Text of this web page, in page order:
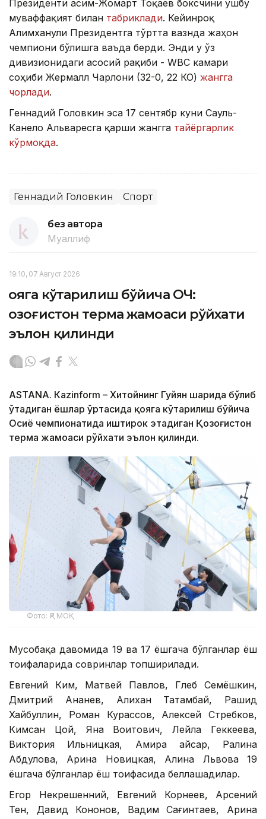
Президенти Қасим-Жомарт Тоқаев боксчини ушбу
муваффақият билан табриклади. Кейинроқ
Алимханули Президентга тўртта вазнда жаҳон
чемпиони бўлишга ваъда берди. Энди у ўз
дивизионидаги асосий рақиби - WBC камари
соҳиби Жермалл Чарлони (32-0, 22 КО) жангга
чорлади.
Геннадий Головкин эса 17 сентябр куни Сауль-
Канело Альваресга қарши жангга тайёргарлик
кўрмоқда.
Геннадий Головкин Спорт
без автора
Муаллиф
19:10, 07 Август 2026
Қояга кўтарилиш бўйича ОЧ:
Қозоғистон терма жамоаси рўйхати
эълон қилинди
ASTANА. Кazinform – Хитойнинг Гуйян шаҳрида бўлиб
ўтадиган ёшлар ўртасида қояга кўтарилиш бўйича
Осиё чемпионатида иштирок этадиган Қозоғистон
терма жамоаси рўйхати эълон қилинди.
Фото: ҚР МОҚ
Мусобақа давомида 19 ва 17 ёшгача бўлганлар ёш
тоифаларида совринлар топширилади.
Евгений Ким, Матвей Павлов, Глеб Семёшкин,
Дмитрий Ананев, Алихан Татамбай, Рашид
Хайбуллин, Роман Курассов, Алексей Стребков,
Кимсан Цой, Яна Воитович, Лейла Геккеева,
Виктория Ильницкая, Амира Қайсар, Ралина
Абдулова, Арина Новицкая, Алина Львова 19
ёшгача бўлганлар ёш тоифасида беллашадилар.
Егор Некрешенний, Евгений Корнеев, Арсений
Тен, Давид Кононов, Вадим Сағинтаев, Арина